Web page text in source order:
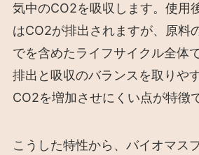
気中のCO2を吸収します。使用
はCO2が排出されますが、原料
でを含めたライフサイクル全体
排出と吸収のバランスを取りや
CO2を増加させにくい点が特徴
こうした特性から、バイオマス